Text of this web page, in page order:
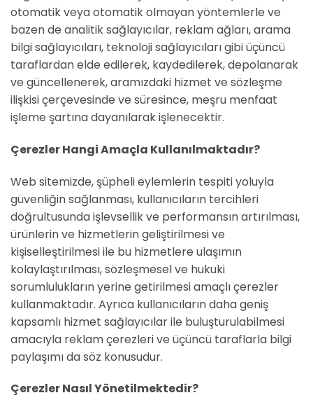
otomatik veya otomatik olmayan yöntemlerle ve
bazen de analitik sağlayıcılar, reklam ağları, arama
bilgi sağlayıcıları, teknoloji sağlayıcıları gibi üçüncü
taraflardan elde edilerek, kaydedilerek, depolanarak
ve güncellenerek, aramızdaki hizmet ve sözleşme
ilişkisi çerçevesinde ve süresince, meşru menfaat
işleme şartına dayanılarak işlenecektir.
Çerezler Hangi Amaçla Kullanılmaktadır?
Web sitemizde, şüpheli eylemlerin tespiti yoluyla
güvenliğin sağlanması, kullanıcıların tercihleri
doğrultusunda işlevsellik ve performansın artırılması,
ürünlerin ve hizmetlerin geliştirilmesi ve
kişiselleştirilmesi ile bu hizmetlere ulaşımın
kolaylaştırılması, sözleşmesel ve hukuki
sorumlulukların yerine getirilmesi amaçlı çerezler
kullanmaktadır. Ayrıca kullanıcıların daha geniş
kapsamlı hizmet sağlayıcılar ile buluşturulabilmesi
amacıyla reklam çerezleri ve üçüncü taraflarla bilgi
paylaşımı da söz konusudur.
Çerezler Nasıl Yönetilmektedir?